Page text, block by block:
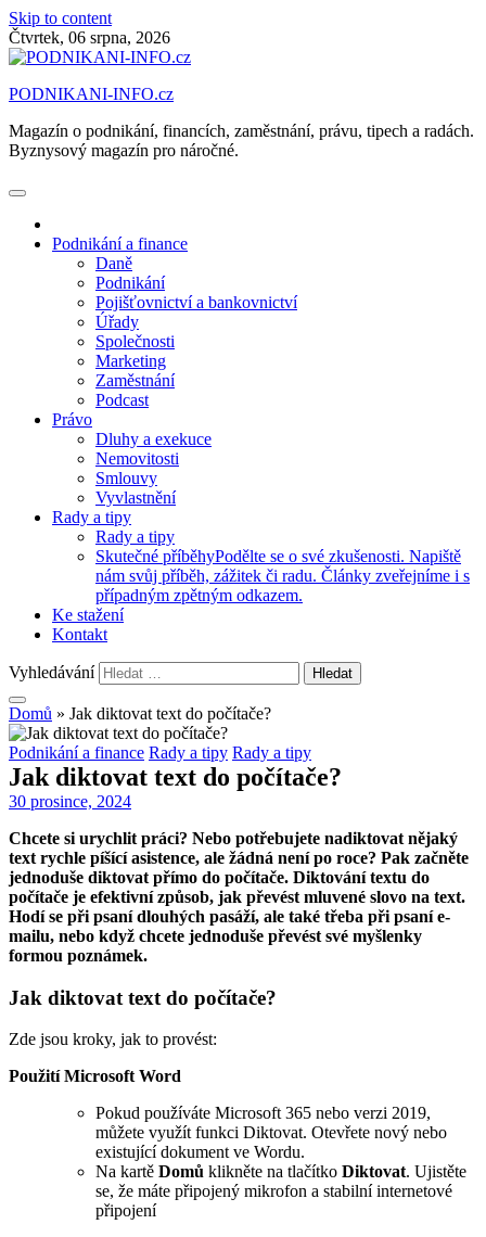
Skip to content
Čtvrtek, 06 srpna, 2026
PODNIKANI-INFO.cz
Magazín o podnikání, financích, zaměstnání, právu, tipech a radách.
Byznysový magazín pro náročné.
Podnikání a finance
Daně
Podnikání
Pojišťovnictví a bankovnictví
Úřady
Společnosti
Marketing
Zaměstnání
Podcast
Právo
Dluhy a exekuce
Nemovitosti
Smlouvy
Vyvlastnění
Rady a tipy
Rady a tipy
Skutečné příběhyPodělte se o své zkušenosti. Napiště
nám svůj příběh, zážitek či radu. Články zveřejníme i s
případným zpětným odkazem.
Ke stažení
Kontakt
Vyhledávání
Domů » Jak diktovat text do počítače?
Podnikání a finance Rady a tipy Rady a tipy
Jak diktovat text do počítače?
30 prosince, 2024
Chcete si urychlit práci? Nebo potřebujete nadiktovat nějaký
text rychle píšící asistence, ale žádná není po roce? Pak začněte
jednoduše diktovat přímo do počítače. Diktování textu do
počítače je efektivní způsob, jak převést mluvené slovo na text.
Hodí se při psaní dlouhých pasáží, ale také třeba při psaní e-
mailu, nebo když chcete jednoduše převést své myšlenky
formou poznámek.
Jak diktovat text do počítače?
Zde jsou kroky, jak to provést:
Použití Microsoft Word
Pokud používáte Microsoft 365 nebo verzi 2019,
můžete využít funkci Diktovat. Otevřete nový nebo
existující dokument ve Wordu.
Na kartě Domů klikněte na tlačítko Diktovat. Ujistěte
se, že máte připojený mikrofon a stabilní internetové
připojení